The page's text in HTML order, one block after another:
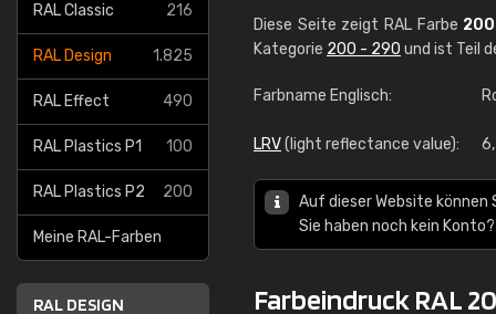
RAL Classic 216
RAL Design 1.825
RAL Effect 490
RAL Plastics P1 100
RAL Plastics P2 200
Meine RAL-Farben
RAL DESIGN
Diese Seite zeigt RAL Farbe
Kategorie 200 - 290 und ist Teil
Farbname Englisch:
LRV(light reflectance value):
Auf dieser Website
Sie haben noch kein
Farbeindruck RAL